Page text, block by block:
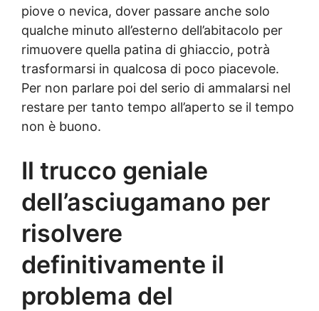
piove o nevica, dover passare anche solo
qualche minuto all’esterno dell’abitacolo per
rimuovere quella patina di ghiaccio, potrà
trasformarsi in qualcosa di poco piacevole.
Per non parlare poi del serio di ammalarsi nel
restare per tanto tempo all’aperto se il tempo
non è buono.
Il trucco geniale
dell’asciugamano per
risolvere
definitivamente il
problema del